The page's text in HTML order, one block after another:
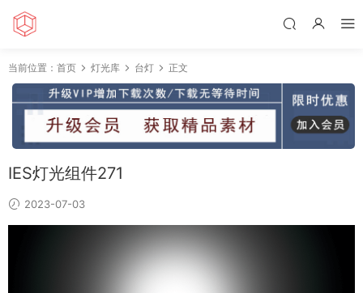
当前位置： 首页 灯光库 台灯 正文
IES灯光组件271
2023-07-03